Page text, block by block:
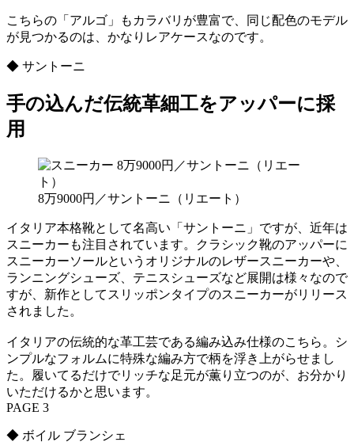
こちらの「アルゴ」もカラバリが豊富で、同じ配色のモデル
が見つかるのは、かなりレアケースなのです。
◆ サントーニ
手の込んだ伝統革細工をアッパーに採
用
8万9000円／サントーニ（リエート）
イタリア本格靴として名高い「サントーニ」ですが、近年は
スニーカーも注目されています。クラシック靴のアッパーに
スニーカーソールというオリジナルのレザースニーカーや、
ランニングシューズ、テニスシューズなど展開は様々なので
すが、新作としてスリッポンタイプのスニーカーがリリース
されました。
イタリアの伝統的な革工芸である編み込み仕様のこちら。シ
ンプルなフォルムに特殊な編み方で柄を浮き上がらせまし
た。履いてるだけでリッチな足元が薫り立つのが、お分かり
いただけるかと思います。
PAGE 3
◆ ボイル ブランシェ